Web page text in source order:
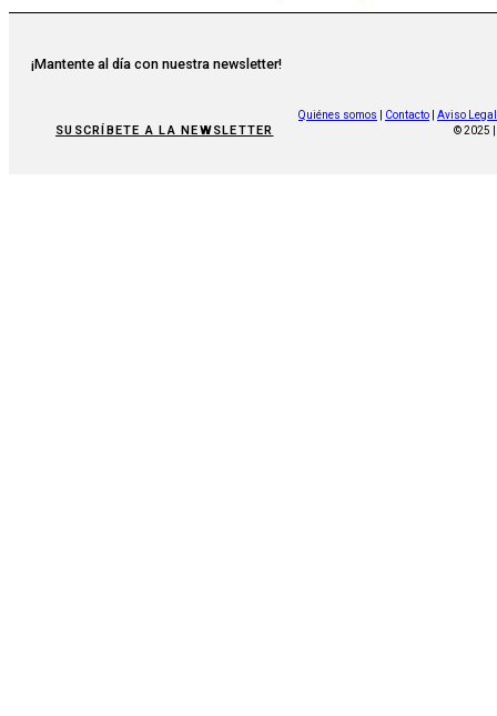
¡Mantente al día con nuestra newsletter!
SUSCRÍBETE A LA NEWSLETTER
Quiénes somos Contacto
Aviso Legal
© 2025